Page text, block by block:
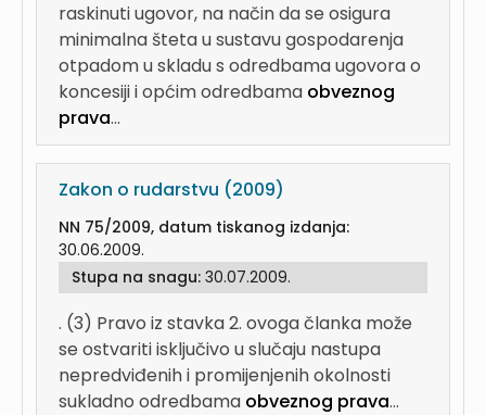
raskinuti ugovor, na način da se osigura
minimalna šteta u sustavu gospodarenja
otpadom u skladu s odredbama ugovora o
koncesiji i općim odredbama obveznog
prava...
Zakon o rudarstvu (2009)
NN 75/2009, datum tiskanog izdanja:
30.06.2009.
Stupa na snagu: 30.07.2009.
. (3) Pravo iz stavka 2. ovoga članka može
se ostvariti isključivo u slučaju nastupa
nepredviđenih i promijenjenih okolnosti
sukladno odredbama obveznog prava...